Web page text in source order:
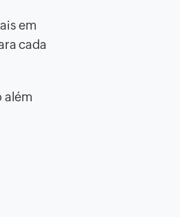
em
cada
além